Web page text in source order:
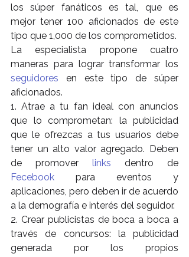
los súper fanáticos es tal, que es
mejor tener 100 aficionados de este
tipo que 1,000 de los comprometidos.
La especialista propone cuatro
seguidores en este tipo de súper
aficionados.
1. Atrae a tu fan ideal con anuncios
que lo comprometan: la publicidad
que le ofrezcas a tus usuarios debe
tener un alto valor agregado. Deben
de promover links
Fecebook para eventos y
aplicaciones, pero deben ir de acuerdo
a la demografía e interés del seguidor.
2. Crear publicistas de boca a boca a
través de concursos: la publicidad
generada por los propios